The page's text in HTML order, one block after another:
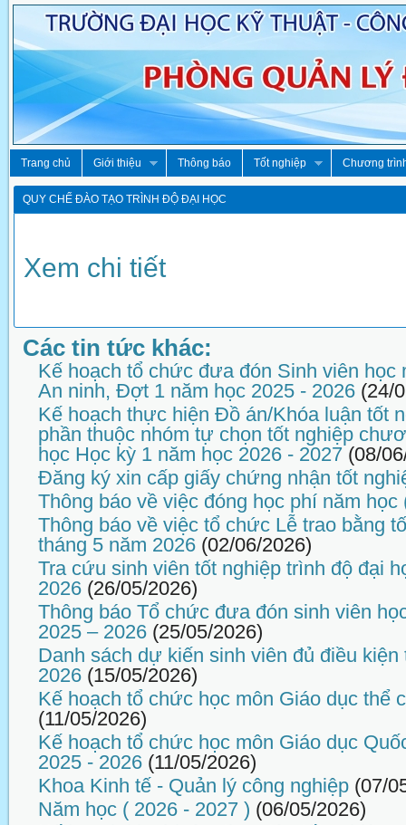
Trang chủ Giới thiệu Thông báo Tốt nghiệp Chương
QUY CHẾ ĐÀO TẠO TRÌNH ĐỘ ĐẠI HỌC
Xem chi tiết
Các tin tức khác:
Kế hoạch tổ chức đưa đón Sinh viên học
An ninh, Đợt 1 năm học 2025 - 2026 (24/
Kế hoạch thực hiện Đồ án/Khóa luận tốt
phần thuộc nhóm tự chọn tốt nghiệp
học Học kỳ 1 năm học 2026 - 2027 (08/
Đăng ký xin cấp giấy chứng nhận tốt
Thông báo về việc đóng học phí năm học
Thông báo về việc tổ chức Lễ trao bằng
tháng 5 năm 2026 (02/06/2026)
Tra cứu sinh viên tốt nghiệp trình độ đại
2026 (26/05/2026)
Thông báo Tổ chức đưa đón sinh viên
2025 – 2026 (25/05/2026)
Danh sách dự kiến sinh viên đủ điều
2026 (15/05/2026)
Kế hoạch tổ chức học môn Giáo dục thể
(11/05/2026)
Kế hoạch tổ chức học môn Giáo dục
2025 - 2026 (11/05/2026)
Khoa Kinh tế - Quản lý công nghiệp (07/
Năm học ( 2026 - 2027 ) (06/05/2026)